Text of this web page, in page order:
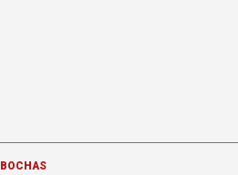
BOCHAS